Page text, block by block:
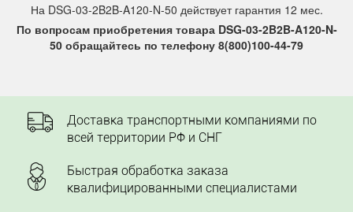
На DSG-03-2B2B-A120-N-50 действует гарантия 12 мес.
По вопросам приобретения товара DSG-03-2B2B-A120-N-
50 обращайтесь по телефону 8(800)100-44-79
Доставка транспортными компаниями по
всей территории РФ и СНГ
Быстрая обработка заказа
квалифицированными специалистами